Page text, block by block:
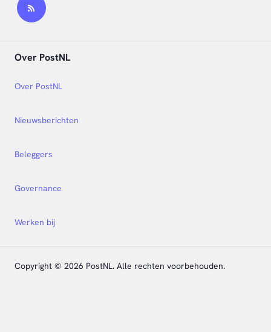
Over PostNL
Nieuwsberichten
Over PostNL
Beleggers
Governance
Werken bij
Copyright © 2026 PostNL. Alle rechten voorbehouden.